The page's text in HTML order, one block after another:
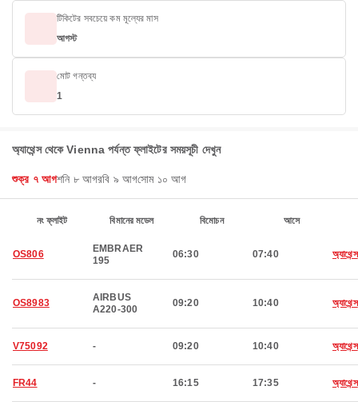
টিকিটের সবচেয়ে কম মূল্যের মাস
আগস্ট
মোট গন্তব্য
1
অ্যাথেন্স থেকে Vienna পর্যন্ত ফ্লাইটের সময়সূচী দেখুন
শুক্র ৭ আগশনি ৮ আগরবি ৯ আগসোম ১০ আগ
নং ফ্লাইট বিমানের মডেল বিমোচন আসে
OS806
EMBRAER
195
06:30 07:40 অ্যাথেন্স
OS8983
AIRBUS
A220-300
09:20 10:40 অ্যাথেন্স
V75092 - 09:20 10:40 অ্যাথেন্স
FR44 - 16:15 17:35 অ্যাথেন্স